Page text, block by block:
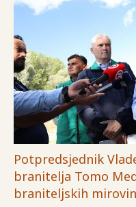
Potpredsjednik
branitelja Tomo
braniteljskih